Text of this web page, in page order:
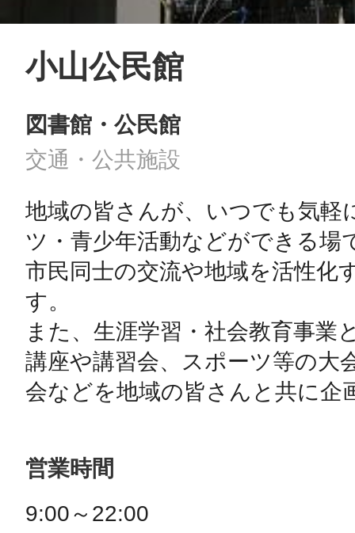
小山公民館
図書館・公民館
交通・公共施設
地域の皆さんが、いつでも気軽
ツ・青少年活動などができる場
市民同士の交流や地域を活性化
す。
また、生涯学習・社会教育事業
講座や講習会、スポーツ等の大
会などを地域の皆さんと共に企
営業時間
9:00～22:00